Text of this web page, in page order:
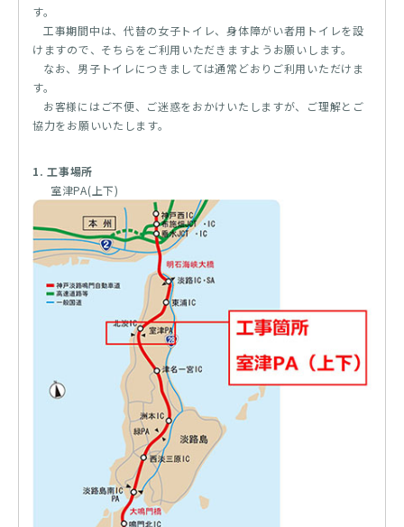
す。
工事期間中は、代替の女子トイレ、身体障がい者用トイレを設
けますので、そちらをご利用いただきますようお願いします。
なお、男子トイレにつきましては通常どおりご利用いただけま
す。
お客様にはご不便、ご迷惑をおかけいたしますが、ご理解とご
協力をお願いいたします。
1. 工事場所
室津PA(上下)